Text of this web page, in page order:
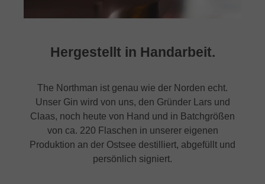
Hergestellt in Handarbeit.
The Northman ist genau wie der Norden echt.
Unser Gin wird von uns, den Gründer Lars und
Claas, noch heute von Hand und in Batchgrößen
von ca. 220 Flaschen in unserer eigenen
Produktion an der Ostsee destilliert, abgefüllt und
persönlich signiert.